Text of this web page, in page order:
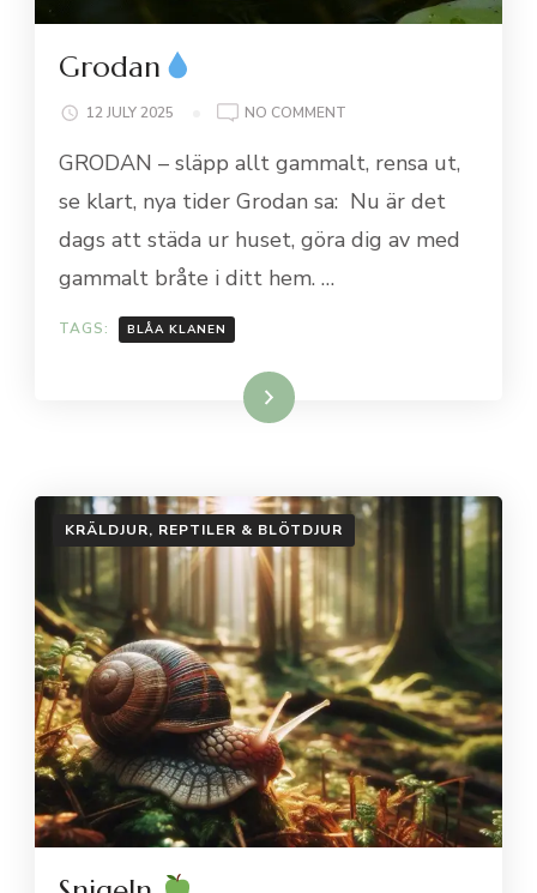
Grodan
12 JULY 2025 NO COMMENT
GRODAN – släpp allt gammalt, rensa ut,
se klart, nya tider Grodan sa: Nu är det
dags att städa ur huset, göra dig av med
gammalt bråte i ditt hem. …
TAGS: BLÅA KLANEN
Läs mer…
KRÄLDJUR, REPTILER & BLÖTDJUR